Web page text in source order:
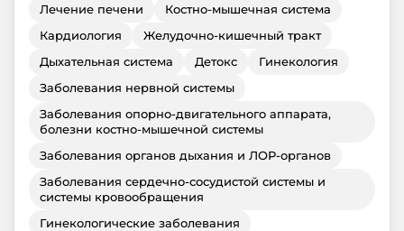
Лечение печени
Костно-мышечная система
Кардиология
Желудочно-кишечный тракт
Дыхательная система
Детокс
Гинекология
Заболевания нервной системы
Заболевания опорно-двигательного аппарата,
болезни костно-мышечной системы
Заболевания органов дыхания и ЛОР-органов
Заболевания сердечно-сосудистой системы и
системы кровообращения
Гинекологические заболевания